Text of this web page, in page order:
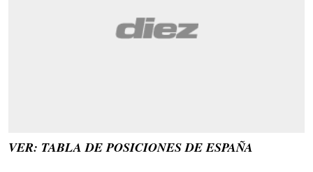
VER: TABLA DE POSICIONES DE ESPAÑA